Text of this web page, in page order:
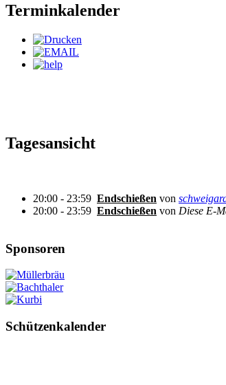
Terminkalender
Tagesansicht
20:00 - 23:59 Endschießen von
20:00 - 23:59 Endschießen von Diese E-
Sponsoren
Schützenkalender